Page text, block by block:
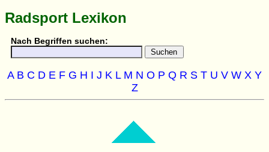
Radsport Lexikon
Nach Begriffen suchen:
A B C D E F G H I J K L M N O P Q R S T U V W X Y
Z